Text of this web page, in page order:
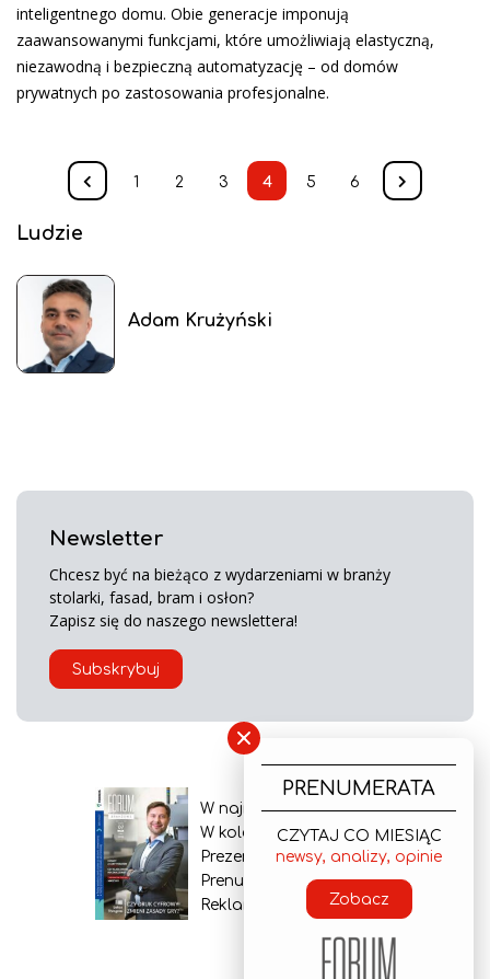
inteligentnego domu. Obie generacje imponują
zaawansowanymi funkcjami, które umożliwiają elastyczną,
niezawodną i bezpieczną automatyzację – od domów
prywatnych po zastosowania profesjonalne.
1 2 3 4 5 6
Ludzie
Adam Krużyński
Newsletter
Chcesz być na bieżąco z wydarzeniami w branży
stolarki, fasad, bram i osłon?
Zapisz się do naszego newslettera!
Subskrybuj
W najnowszym wydaniu
W kolejnym numerze
Prezentacja gazety
Prenumerata
Reklama
×
PRENUMERATA
CZYTAJ CO MIESIĄC
newsy, analizy, opinie
Zobacz